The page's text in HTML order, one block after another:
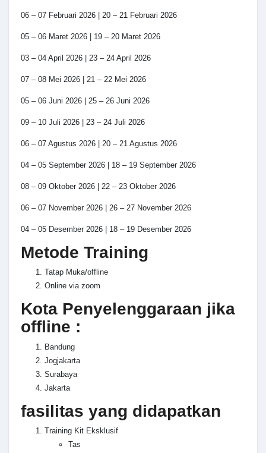
06 – 07 Februari 2026 | 20 – 21 Februari 2026
05 – 06 Maret 2026 | 19 – 20 Maret 2026
03 – 04 April 2026 | 23 – 24 April 2026
07 – 08 Mei 2026 | 21 – 22 Mei 2026
05 – 06 Juni 2026 | 25 – 26 Juni 2026
09 – 10 Juli 2026 | 23 – 24 Juli 2026
06 – 07 Agustus 2026 | 20 – 21 Agustus 2026
04 – 05 September 2026 | 18 – 19 September 2026
08 – 09 Oktober 2026 | 22 – 23 Oktober 2026
06 – 07 November 2026 | 26 – 27 November 2026
04 – 05 Desember 2026 | 18 – 19 Desember 2026
Metode Training
Tatap Muka/offline
Online via zoom
Kota Penyelenggaraan jika
offline :
Bandung
Jogjakarta
Surabaya
Jakarta
fasilitas yang didapatkan
Training Kit Eksklusif
Tas